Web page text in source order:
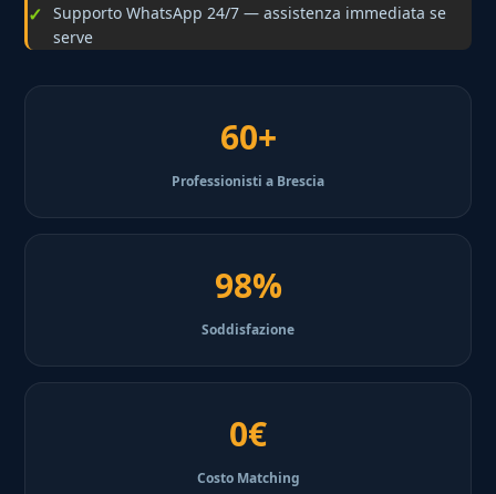
Supporto WhatsApp 24/7 — assistenza immediata se
serve
60+
Professionisti a Brescia
98%
Soddisfazione
0€
Costo Matching